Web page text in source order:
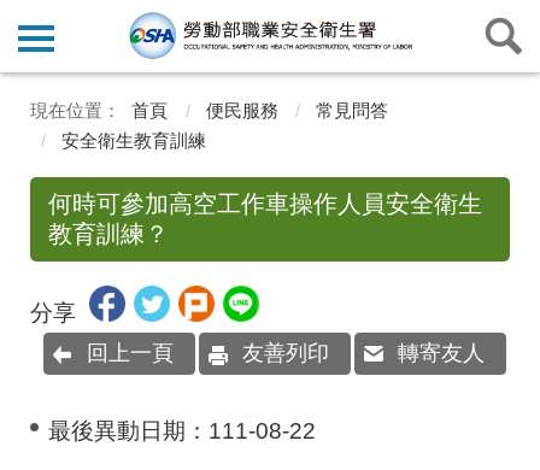
首頁 便民服務
常見問答
安全衛生教育訓練
何時可參加高空工作車操作人員安全衛生
教育訓練？
分享
回上一頁 友善列印 轉寄友人
最後異動日期： 111-08-22